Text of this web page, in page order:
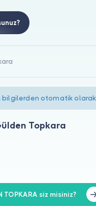
bilgilerden otomatik
Topkara
TOPKARA siz misiniz?